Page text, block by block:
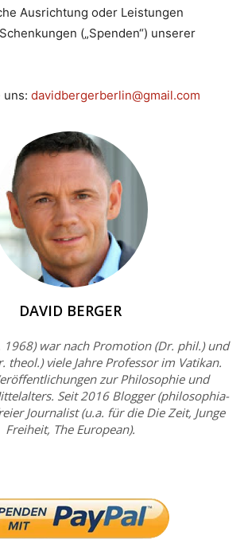
Ausrichtung oder Leistungen
(„Spenden“) unserer
uns: davidbergerberlin@gmail.com
DAVID BERGER
1968) war nach Promotion (Dr. phil.) und
theol.) viele Jahre Professor im Vatikan.
zur Philosophie und
Seit 2016 Blogger (philosophia-
Journalist (u.a. für die Die Zeit, Junge
Freiheit, The European).